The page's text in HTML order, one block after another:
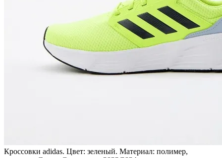
Кроссовки adidas. Цвет: зеленый. Материал: полимер,